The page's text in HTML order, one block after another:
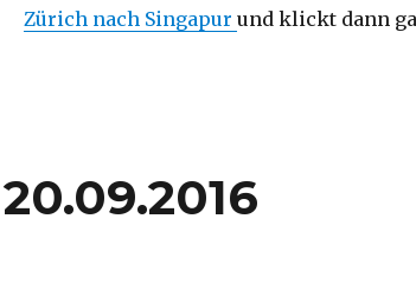
Zürich nach Singapur und klickt dann